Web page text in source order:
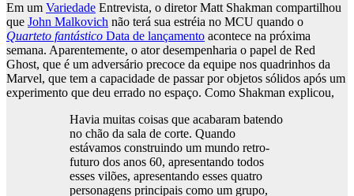
Em um Variedade Entrevista, o diretor Matt Shakman compartilhou
que John Malkovich não terá sua estréia no MCU quando o
Quarteto fantástico Data de lançamento acontece na próxima
semana. Aparentemente, o ator desempenharia o papel de Red
Ghost, que é um adversário precoce da equipe nos quadrinhos da
Marvel, que tem a capacidade de passar por objetos sólidos após um
experimento que deu errado no espaço. Como Shakman explicou,
Havia muitas coisas que acabaram batendo
no chão da sala de corte. Quando
estávamos construindo um mundo retro-
futuro dos anos 60, apresentando todos
esses vilões, apresentando esses quatro
personagens principais como um grupo,